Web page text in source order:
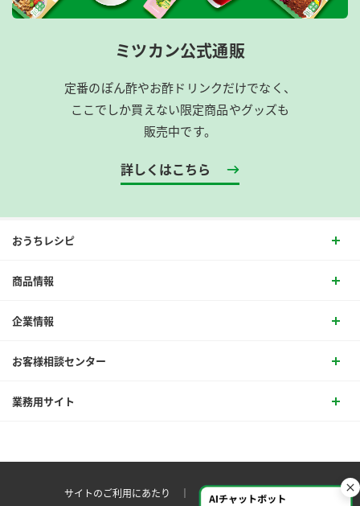
ミツカン公式通販
定番のぽん酢やお酢ドリンクだけでなく、
ここでしか買えない限定商品やグッズも
販売中です。
詳しくはこちら
おうちレシピ
商品情報
企業情報
お客様相談センター
業務用サイト
サイトのご利用にあたり ｜プライバシーポリシー